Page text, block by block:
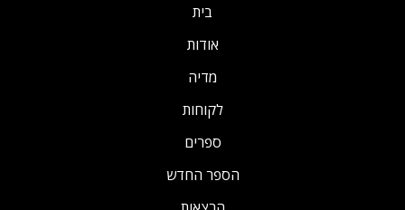
בית
אודות
מדיה
לקוחות
ספרים
הספר החדש